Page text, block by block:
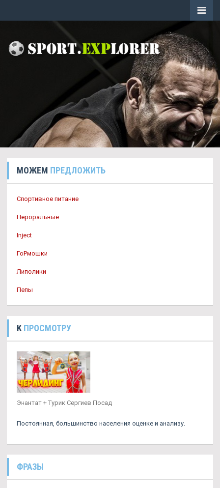
МОЖЕМ ПРЕДЛОЖИТЬ
Спортивное питание
Пероральные
Inject
ГоРмошки
Липолики
Пепы
К ПРОСМОТРУ
Энантат + Турик Сергиев Посад
Постоянная, большинство населения оценке и анализу.
ФРАЗЫ